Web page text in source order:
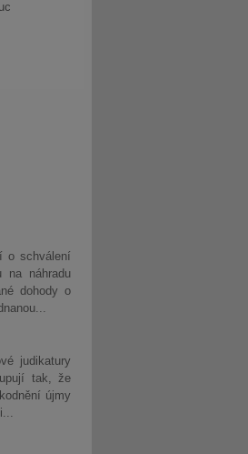
o schválení
náhradu
dohody o
judikatury
tak, že
újmy